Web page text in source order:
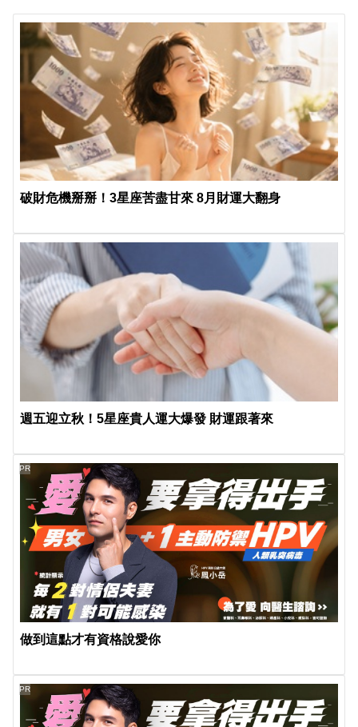
破財危機掰掰！3星座苦盡甘來 8月財運大翻身
週五迎立秋！5星座貴人運大爆發 財運跟著來
做到這點才有資格說愛你
PR
PR